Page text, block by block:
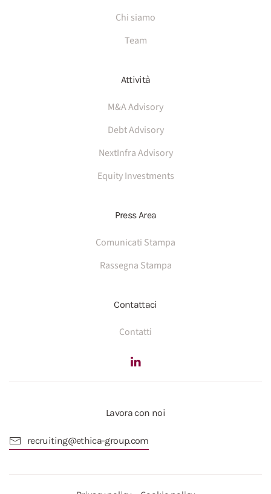
Chi siamo
Team
Attività
M&A Advisory
Debt Advisory
NextInfra Advisory
Equity Investments
Press Area
Comunicati Stampa
Rassegna Stampa
Contattaci
Contatti
Lavora con noi
recruiting@ethica-group.com